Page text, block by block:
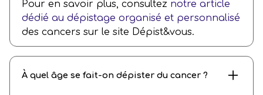
Pour en savoir plus, consultez notre article
dédié au dépistage organisé et personnalisé
des cancers sur le site Dépist&vous.
À quel âge se fait-on dépister du cancer ?